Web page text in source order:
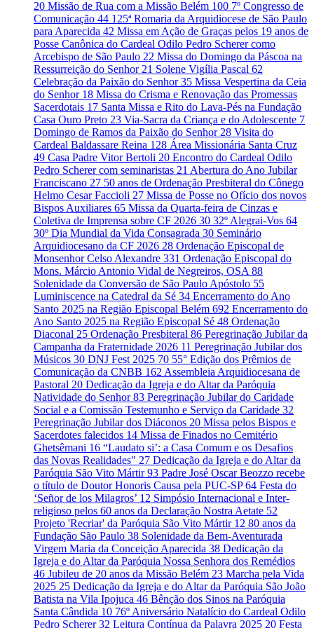
20 Missão de Rua com a Missão Belém 100 7º Congresso de
Comunicação 44 125ª Romaria da Arquidiocese de São Paulo
para Aparecida 42 Missa em Ação de Graças pelos 19 anos de
Posse Canônica do Cardeal Odilo Pedro Scherer como
Arcebispo de São Paulo 22 Missa do Domingo da Páscoa na
Ressurreição do Senhor 21 Solene Vigília Pascal 62
Celebração da Paixão do Senhor35 Missa Vespertina da Ceia
do Senhor 18 Missa do Crisma e Renovação das Promessas
Sacerdotais 17 Santa Missa e Rito do Lava-Pés na Fundação
Casa Ouro Preto 23 Via-Sacra da Criança e do Adolescente 7
Domingo de Ramos da Paixão do Senhor 28 Visita do
Cardeal Baldassare Reina 128 Área Missionária Santa Cruz
49 Casa Padre Vitor Bertoli 20 Encontro do Cardeal Odilo
Pedro Scherer com seminaristas 21 Abertura do Ano Jubilar
Franciscano 27 50 anos de Ordenação Presbiteral do Cônego
Helmo Cesar Faccioli 27 Missa de Posse no Ofício dos novos
Bispos Auxiliares 65 Missa da Quarta-feira de Cinzas e
Coletiva de Imprensa sobre CF 2026 30 32º Alegrai-Vos 64
30º Dia Mundial da Vida Consagrada 30 Seminário
Arquidiocesano da CF 2026 28 Ordenação Episcopal de
Monsenhor Celso Alexandre 331 Ordenação Episcopal do
Mons. Márcio Antonio Vidal de Negreiros, OSA 88
Solenidade da Conversão de São Paulo Apóstolo 55
Luminiscence na Catedral da Sé 34 Encerramento do Ano
Santo 2025 na Região Episcopal Belém 692 Encerramento do
Ano Santo 2025 na Região Episcopal Sé 48 Ordenação
Diaconal 25 Ordenação Presbiteral 86 Peregrinação Jubilar da
Campanha da Fraternidade 2026 11 Peregrinação Jubilar dos
Músicos 30 DNJ Fest 2025 70 55° Edição dos Prêmios de
Comunicação da CNBB 162 Assembleia Arquidiocesana de
Pastoral 20 Dedicação da Igreja e do Altar da Paróquia
Natividade do Senhor83 Peregrinação Jubilar do Caridade
Social e a Comissão Testemunho e Serviço da Caridade 32
Peregrinação Jubilar dos Diáconos 20 Missa pelos Bispos e
Sacerdotes falecidos 14 Missa de Finados no Cemitério
Ghetsêmani 16 “Laudato si’: a Casa Comum e os Desafios
das Novas Realidades" 27 Dedicação da Igreja e do Altar da
Paróquia São Vito Mártir93 Padre José Oscar Beozzo recebe
o título de Doutor Honoris Causa pela PUC-SP64 Festa do
‘Señor de los Milagros’ 12 Simpósio Internacional e Inter-
religioso pelos 60 anos da Declaração Nostra Aetate 52
Projeto 'Recriar' da Paróquia São Vito Mártir 12 80 anos da
Fundação São Paulo 38 Solenidade da Bem-Aventurada
Virgem Maria da Conceição Aparecida 38 Dedicação da
Igreja e do Altar da Paróquia Nossa Senhora dos Remédios
46 Jubileu de 20 anos da Missão Belém 23 Marcha pela Vida
2025 25 Dedicação da Igreja e do Altar da Paróquia São João
Batista na Vila Ipojuca 46 Bênção dos Sinos na Paróquia
Santa Cândida 10 76º Aniversário Natalício do Cardeal Odilo
Pedro Scherer32 Leitura Contínua da Palavra 2025 20 Festa